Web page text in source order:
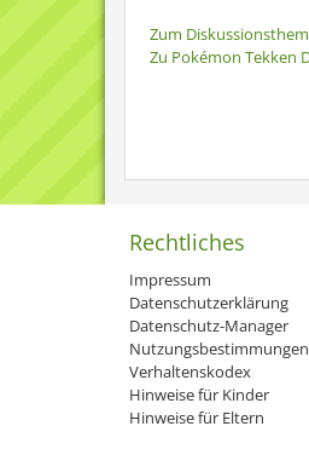
Zum
Zu Pokémon Tekken
Rechtliches
Impressum
Datenschutzerklärung
Datenschutz-Manager
Nutzungsbestimmungen
Verhaltenskodex
Hinweise für Kinder
Hinweise für Eltern